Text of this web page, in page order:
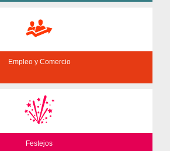
Empleo y Comercio
Festejos